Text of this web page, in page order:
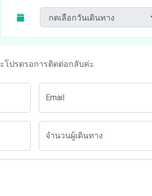
ปรดรอการติดต่อกลับค่ะ
Email
จำนวนผู้เดินทาง